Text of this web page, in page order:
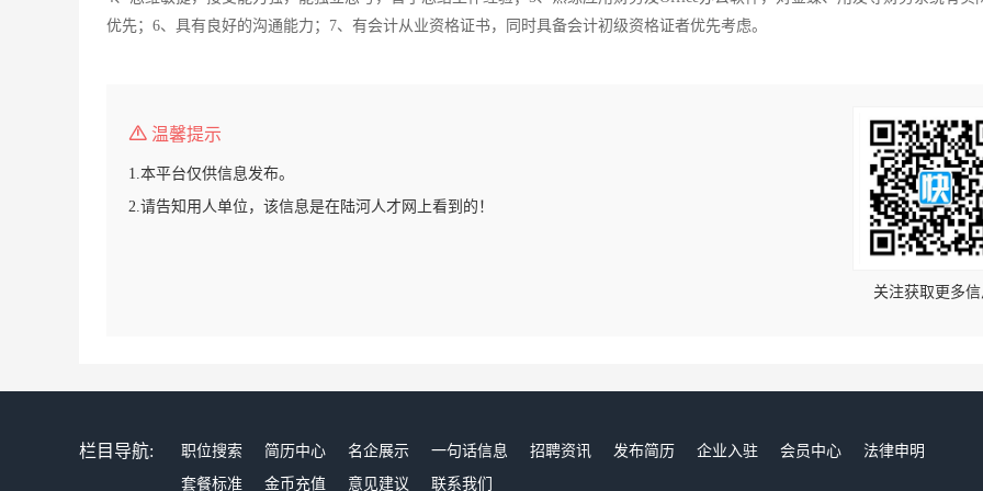
优先；6、具有良好的沟通能力；7、有会计从业资格证书，同时具备会计初级资格证者优先考虑。
温馨提示
1.本平台仅供信息发布。
2.请告知用人单位，该信息是在陆河人才网上看到的！
关注获取更多
栏目导航: 职位搜索 简历中心 名企展示 一句话信息 招聘资讯 发布简历 企业入驻 会员中心
法律申明
套餐标准
金币充值 意见建议 联系我们